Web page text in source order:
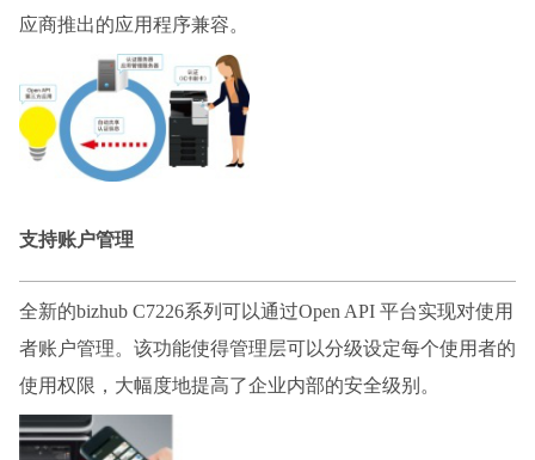
应商推出的应用程序兼容。
支持账户管理
全新的bizhub C7226系列可以通过Open API 平台实现对使用
者账户管理。该功能使得管理层可以分级设定每个使用者的
使用权限，大幅度地提高了企业内部的安全级别。